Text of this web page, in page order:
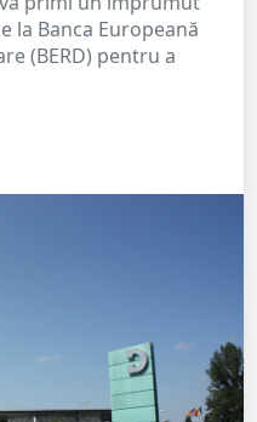
la Banca Europeană
(BERD) pentru a